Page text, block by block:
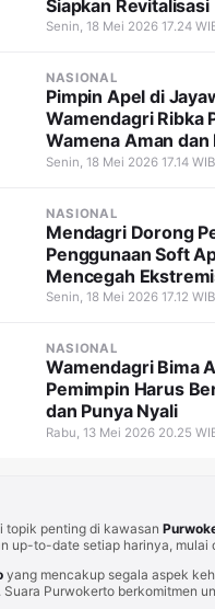
Siapkan Revitalisasi
Senin, 18 Mei 2026 17.24
NASIONAL
Pimpin Apel di
Wamendagri Ribka
Wamena Aman dan
Tetap Berjalan
Senin, 18 Mei 2026 17.14 WIB
NASIONAL
Mendagri Dorong
Penggunaan Soft
Mencegah
Terorisme
Senin, 18 Mei 2026 17.12 WIB
NASIONAL
Wamendagri Bima
Pemimpin Harus
dan Punya Nyali
Rabu, 13 Mei 2026 20.25
topik penting di kawasan
up-to-date setiap harinya, mulai
yang mencakup segala aspek
Purwokerto berkomitmen